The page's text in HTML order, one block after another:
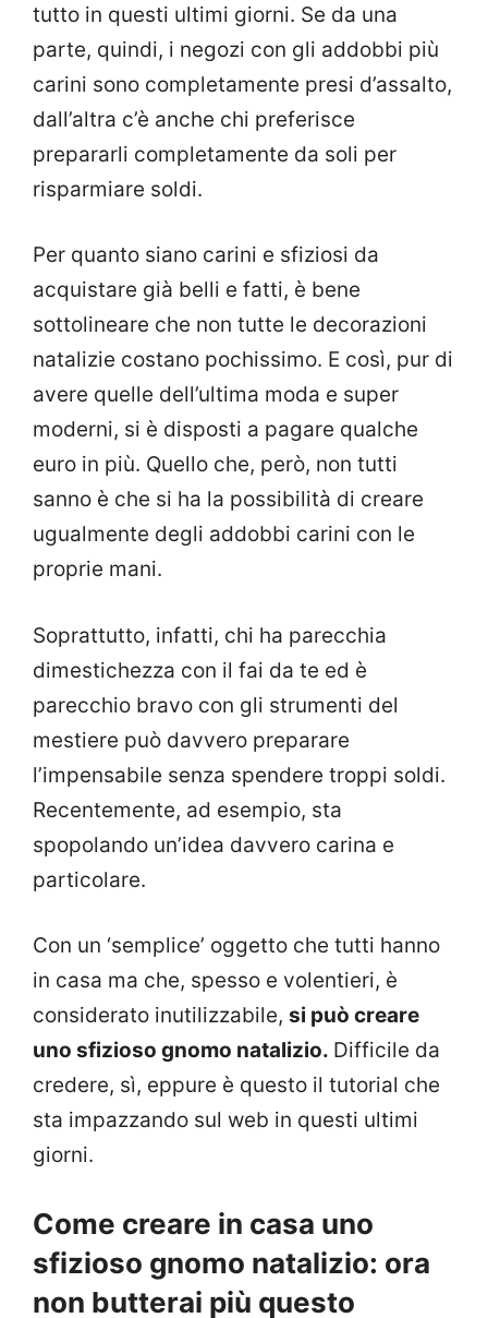
tutto in questi ultimi giorni. Se da una
parte, quindi, i negozi con gli addobbi più
carini sono completamente presi d’assalto,
dall’altra c’è anche chi preferisce
prepararli completamente da soli per
risparmiare soldi.
Per quanto siano carini e sfiziosi da
acquistare già belli e fatti, è bene
sottolineare che non tutte le decorazioni
natalizie costano pochissimo. E così, pur di
avere quelle dell’ultima moda e super
moderni, si è disposti a pagare qualche
euro in più. Quello che, però, non tutti
sanno è che si ha la possibilità di creare
ugualmente degli addobbi carini con le
proprie mani.
Soprattutto, infatti, chi ha parecchia
dimestichezza con il fai da te ed è
parecchio bravo con gli strumenti del
mestiere può davvero preparare
l’impensabile senza spendere troppi soldi.
Recentemente, ad esempio, sta
spopolando un’idea davvero carina e
particolare.
Con un ‘semplice’ oggetto che tutti hanno
in casa ma che, spesso e volentieri, è
considerato inutilizzabile, si può creare
uno sfizioso gnomo natalizio. Difficile da
credere, sì, eppure è questo il tutorial che
sta impazzando sul web in questi ultimi
giorni.
Come creare in casa uno
sfizioso gnomo natalizio: ora
non butterai più questo